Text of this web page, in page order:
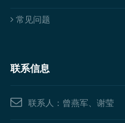
常见问题
联系信息
联系人：曾燕军、谢莹